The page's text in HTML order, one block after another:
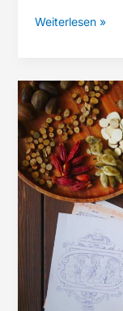
Medizin:
ein
Überblick
Weiterlesen »